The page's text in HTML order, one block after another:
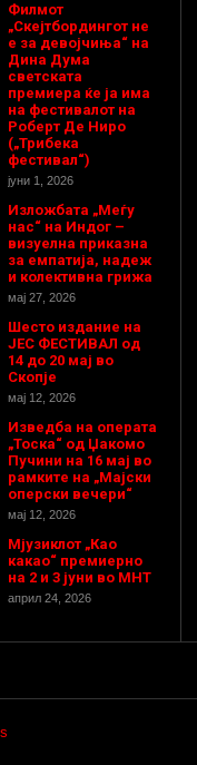
Филмот
„Скејтбордингот не
е за девојчиња“ на
Дина Дума
светската
премиера ќе ја има
на фестивалот на
Роберт Де Ниро
(„Трибека
фестивал“)
јуни 1, 2026
Изложбата „Меѓу
нас“ на Индог –
визуелна приказна
за емпатија, надеж
и колективна грижа
мај 27, 2026
Шесто издание на
ЈЕС ФЕСТИВАЛ од
14 до 20 мај во
Скопје
мај 12, 2026
Изведба на операта
„Тоска“ од Џакомо
Пучини на 16 мај во
рамките на „Мајски
оперски вечери“
мај 12, 2026
Мјузиклот „Као
какао“ премиерно
на 2 и 3 јуни во МНТ
април 24, 2026